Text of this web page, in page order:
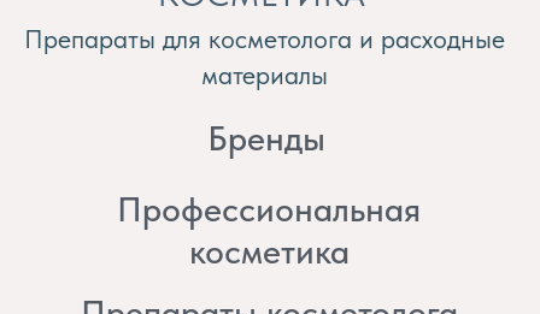
8 (982) 297 07 97
Препараты косметолога
Доставка